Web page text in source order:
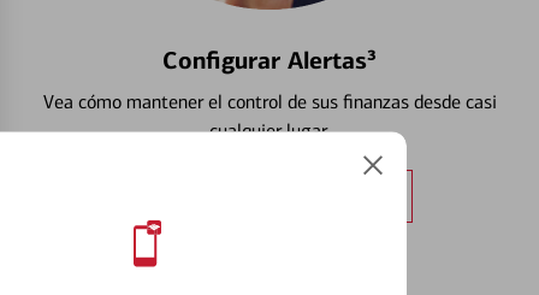
Configurar Alertas³
Vea cómo mantener el control de sus finanzas desde casi
cualquier lugar.